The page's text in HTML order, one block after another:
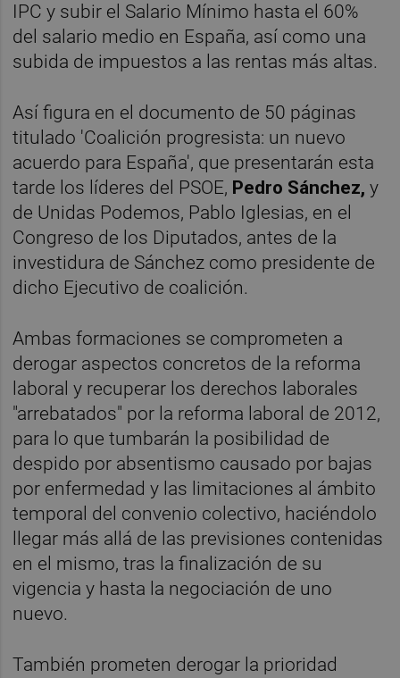
IPC y subir el Salario Mínimo hasta el 60%
del salario medio en España, así como una
subida de impuestos a las rentas más altas.
Así figura en el documento de 50 páginas
titulado 'Coalición progresista: un nuevo
acuerdo para España', que presentarán esta
tarde los líderes del PSOE, Pedro Sánchez, y
de Unidas Podemos, Pablo Iglesias, en el
Congreso de los Diputados, antes de la
investidura de Sánchez como presidente de
dicho Ejecutivo de coalición.
Ambas formaciones se comprometen a
derogar aspectos concretos de la reforma
laboral y recuperar los derechos laborales
"arrebatados" por la reforma laboral de 2012,
para lo que tumbarán la posibilidad de
despido por absentismo causado por bajas
por enfermedad y las limitaciones al ámbito
temporal del convenio colectivo, haciéndolo
llegar más allá de las previsiones contenidas
en el mismo, tras la finalización de su
vigencia y hasta la negociación de uno
nuevo.
También prometen derogar la prioridad